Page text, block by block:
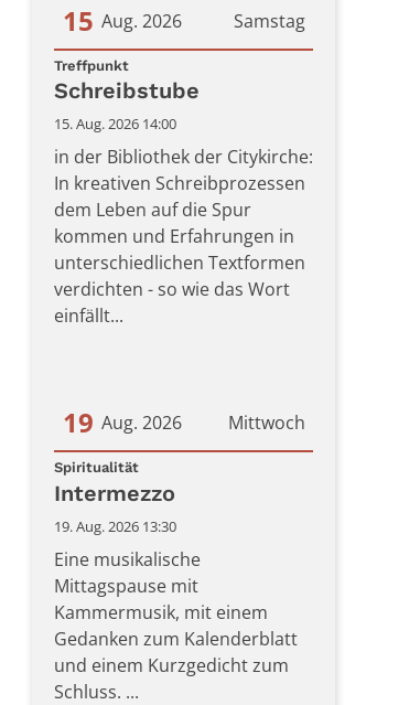
Samstag
15 Aug. 2026
Datum: 15. August 2026
Treffpunkt:
Schreibstube
15. Aug. 2026 14:00
in der Bibliothek der Citykirche:
In kreativen Schreibprozessen
dem Leben auf die Spur
kommen und Erfahrungen in
unterschiedlichen Textformen
verdichten - so wie das Wort
einfällt...
Mittwoch
19 Aug. 2026
Datum: 19. August 2026
Spiritualität:
Intermezzo
19. Aug. 2026 13:30
Eine musikalische
Mittagspause mit
Kammermusik, mit einem
Gedanken zum Kalenderblatt
und einem Kurzgedicht zum
Schluss. ...